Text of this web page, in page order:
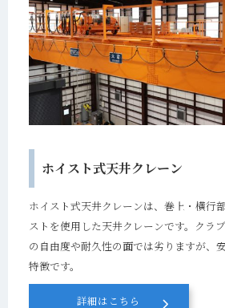
ホイスト式天井クレーン
ホイスト式天井クレーンは、巻上・横行
ストを使用した天井クレーンです。クラ
の自由度や耐久性の面では劣りますが、
特徴です。
詳細はこちら